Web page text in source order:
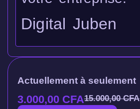
Digital Juben
Actuellement à seulement
3.000,00 CFA15.000,00CFA